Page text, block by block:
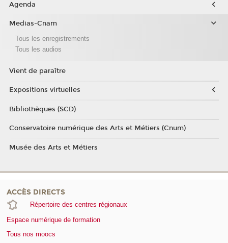
Agenda
Medias-Cnam
Tous les enregistrements
Tous les audios
Vient de paraître
Expositions virtuelles
Bibliothèques (SCD)
Conservatoire numérique des Arts et Métiers (Cnum)
Musée des Arts et Métiers
ACCÈS DIRECTS
Répertoire des centres régionaux
Espace numérique de formation
Tous nos moocs